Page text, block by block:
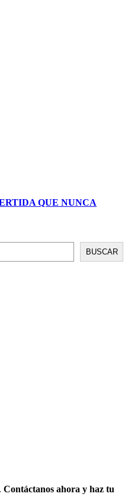
QUE NUNCA
BUSCAR
. Contáctanos ahora y haz tu